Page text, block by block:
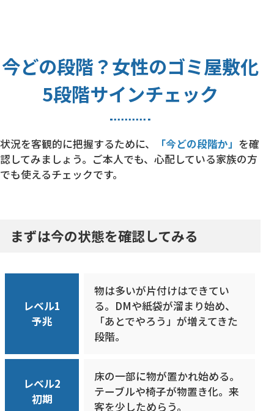
今どの段階？女性のゴミ屋敷化
5段階サインチェック
状況を客観的に把握するために、 「今どの段階か」 を確
認してみましょう。ご本人でも、心配している家族の方
でも使えるチェックです。
まずは今の状態を確認してみる
レベル1
予兆
物は多いが片付けはできてい
る。DMや紙袋が溜まり始め、
「あとでやろう」が増えてきた
段階。
レベル2
初期
床の一部に物が置かれ始める。
テーブルや椅子が物置き化。来
客を少しためらう。